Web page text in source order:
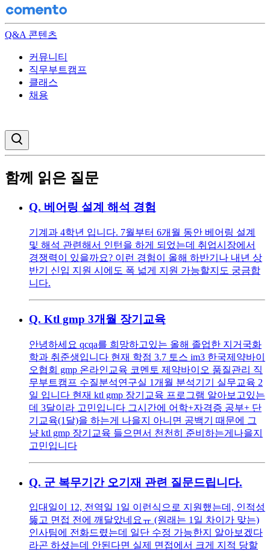
Q&A 콘텐츠
커뮤니티
직무부트캠프
클래스
채용
함께 읽은 질문
Q. 베어링 설계 해석 경험
기계과 4학년 입니다. 7월부터 6개월 동안 베어링 설계
및 해석 관련해서 인턴을 하게 되었는데 취업시장에서
경쟁력이 있을까요? 이런 경험이 올해 하반기나 내년 상
반기 신입 지원 시에도 폭 넓게 지원 가능할지도 궁금합
니다.
Q. Ktl gmp 3개월 장기교육
안녕하세요 qcqa를 희망하고있는 올해 졸업한 지거국화
학과 취준생입니다 현재 학점 3.7 토스 im3 한국제약바이
오협회 gmp 온라인교육 코멘토 제약바이오 품질관리 직
무부트캠프 수질분석연구실 1개월 분석기기 실무교육 2
일 입니다 현재 ktl gmp 장기교육 프로그램 알아보고있는
데 3달이라 고민입니다 그시간에 어학+자격증 공부+ 단
기교육(1달)을 하는게 나을지 아니면 공백기 때문에 그
냥 ktl gmp 장기교육 들으면서 천천히 준비하는게나을지
고민입니다
Q. 군 복무기간 오기재 관련 질문드립니다.
입대일이 12, 전역일 1일 이런식으로 지원했는데, 인적성
뚫고 면접 전에 깨달았네요ㅠ (원래는 1일 차이가 맞는)
인사팀에 전화드렸는데 일단 수정 가능한지 알아보겠다
라곤 하셨는데 안된다면 실제 면접에서 크게 지적 당할